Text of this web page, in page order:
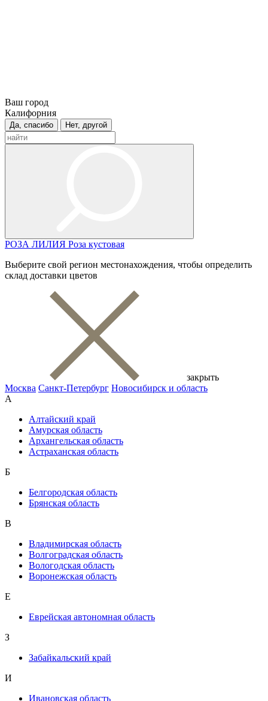
Ваш город
Калифорния
Да, спасибо Нет, другой
РОЗА ЛИЛИЯ Роза кустовая
Выберите свой регион местонахождения, чтобы определить
склад доставки цветов
закрыть
Москва Санкт-Петербург Новосибирск и область
А
Алтайский край
Амурская область
Архангельская область
Астраханская область
Б
Белгородская область
Брянская область
В
Владимирская область
Волгоградская область
Вологодская область
Воронежская область
Е
Еврейская автономная область
З
Забайкальский край
И
Ивановская область